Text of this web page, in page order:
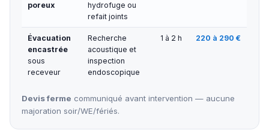
poreux
hydrofuge ou
refait joints
Évacuation
encastrée
sous
receveur
Recherche
acoustique et
inspection
endoscopique
1 à 2 h 220 à 290 €
Devis ferme communiqué avant intervention — aucune
majoration soir/WE/fériés.